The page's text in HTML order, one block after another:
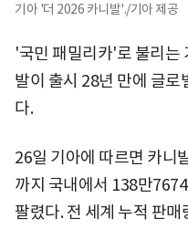
기아 '더 2026 카니발'./기아 제공
'국민 패밀리카'로 불리는
발이 출시 28년 만에 글
다.
26일 기아에 따르면 카니
까지 국내에서 138만
팔렸다. 전 세계 누적 판